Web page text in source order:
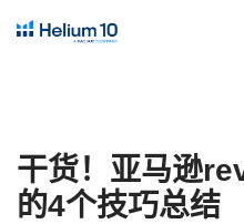
干货！亚马逊
的4个技巧总结